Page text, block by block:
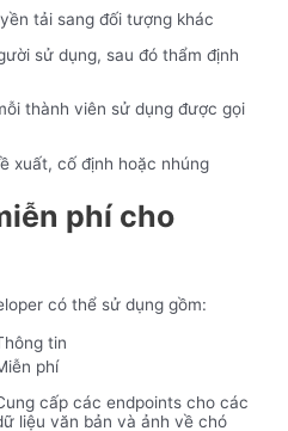
tải sang đối tượng khác
sử dụng, sau đó thẩm định
thành viên sử dụng được gọi
xuất, cố định hoặc nhúng
phí cho
có thể sử dụng gồm:
tin
phí
cấp các endpoints cho các
liệu văn bản và ảnh về chó